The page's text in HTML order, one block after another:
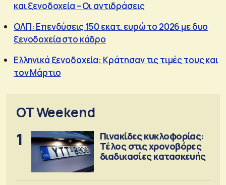
και ξενοδοχεία – Οι αντιδράσεις
ΟΛΠ: Επενδύσεις 150 εκατ. ευρώ το 2026 με δυο
ξενοδοχεία στο κάδρο
Ελληνικά ξενοδοχεία: Κράτησαν τις τιμές τους και
τον Μάρτιο
OT Weekend
1
Πινακίδες κυκλοφορίας:
Τέλος στις χρονοβόρες
διαδικασίες κατασκευής